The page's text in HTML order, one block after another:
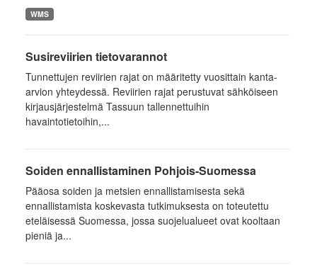
WMS
Susireviirien tietovarannot
Tunnettujen reviirien rajat on määritetty vuosittain kanta-
arvion yhteydessä. Reviirien rajat perustuvat sähköiseen
kirjausjärjestelmä Tassuun tallennettuihin
havaintotietoihin,...
Soiden ennallistaminen Pohjois-Suomessa
Pääosa soiden ja metsien ennallistamisesta sekä
ennallistamista koskevasta tutkimuksesta on toteutettu
eteläisessä Suomessa, jossa suojelualueet ovat kooltaan
pieniä ja...